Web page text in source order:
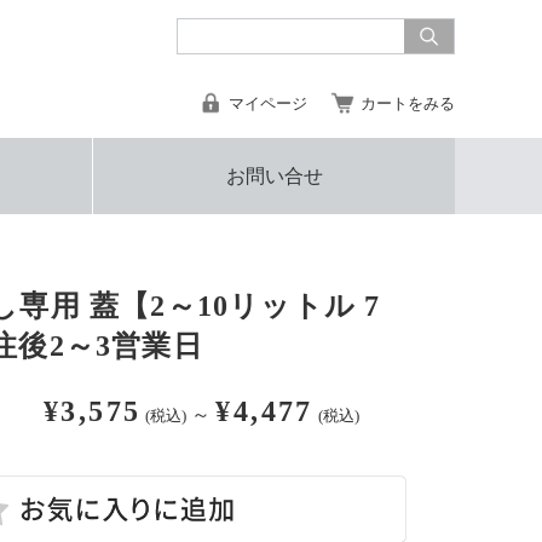
マイページ カートをみる
お問い合せ
専用 蓋【2～10リットル 7
2～3営業日
¥3,575 (税込) ～ ¥4,477 (税込)